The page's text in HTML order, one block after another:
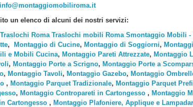
info@montaggiomobiliroma.it
un elenco di alcuni dei nostri servizi:
Roma Traslochi mobili Roma Smontaggio Mobili
, Montaggio di Cucine, Montaggio di Soggiorni,
e Mobili Cucina, Montaggio Pareti Attrezzate, Montaggio
, Montaggio Porte a Scrigno, Montaggio Porte a
, Montaggio Tavoli, Montaggio Gazebo, Montaggio
, Montaggio Parquet Tradizionale, Montaggio Parquet
, Montaggio Contropareti in Cartongesso , Montaggio
Cartongesso , Montaggio Plafoniere, Applique e